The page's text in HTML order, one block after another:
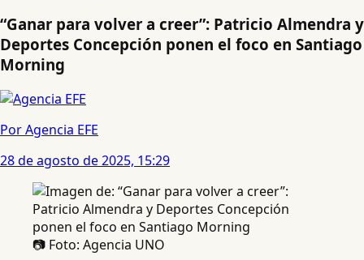
“Ganar para volver a creer”: Patricio Almendra y
Deportes Concepción ponen el foco en Santiago
Morning
Por Agencia EFE
28 de agosto de 2025, 15:29
📷 Foto: Agencia UNO